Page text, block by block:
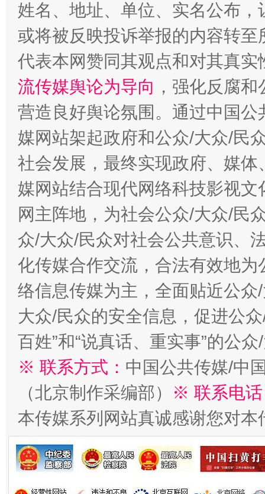
完善运行机制助力责任有效落实 一纸欠
东山县通报“牛蛙产品抗生素超标问题”
千年窑火 生生不息
揭开“小金库”的免责幌子
姓名、地址、单位、实名公布
或将被反映投诉举报的内容转
代表本网赞同其观点和对其真实
流传媒舆论为导向 ，强化反腐
营造良好舆论氛围。通过中国
媒网站架起政府和公众/大众/民
社会发展，最终实现政府、媒
媒网站结合现代网络科技影视
网主阵地，为社会公众/大众/民
众/大众/民众对社会公共意识、
化传媒合作交流，合法有效地
络信息传媒为主，全面贴近公
大众/民众的安全信息，促进公
百姓”和“说真话、重实事”的公
※ 联系方式： 中国公共传媒/中
（北京制作采编部）
※ 联系电
本传媒系列网站真诚感谢您对